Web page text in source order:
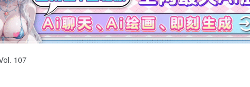
107